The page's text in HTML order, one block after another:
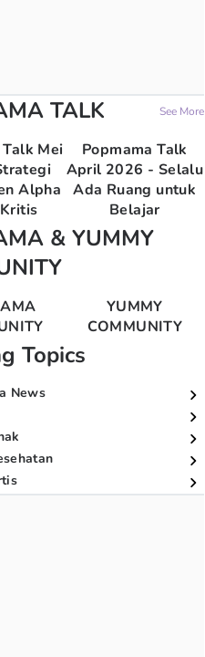
TALK See More
Mei
Alpha
Popmama Talk
April 2026 - Selalu
Ada Ruang untuk
Belajar
& YUMMY
YUMMY
COMMUNITY
Topics
News